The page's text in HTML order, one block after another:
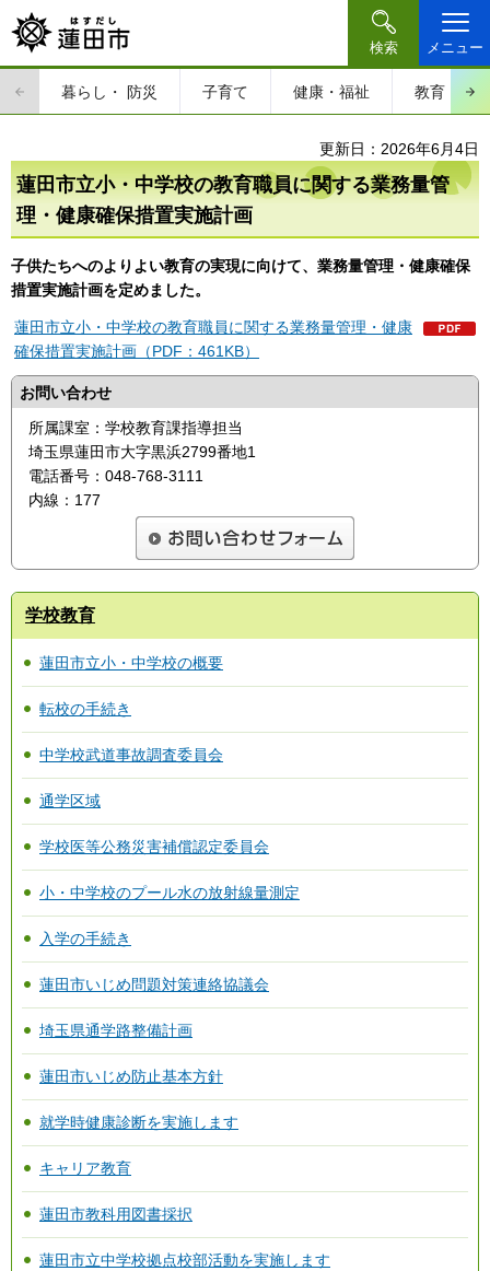
検索 メニュー
暮らし・ 防災 子育て 健康・福祉 教育・文
更新日：2026年6月4日
蓮田市立小・中学校の教育職員に関する業務量管
理・健康確保措置実施計画
子供たちへのよりよい教育の実現に向けて、業務量管理・健康確保
措置実施計画を定めました。
蓮田市立小・中学校の教育職員に関する業務量管理・健康
確保措置実施計画（PDF：461KB）
お問い合わせ
所属課室：学校教育課指導担当
埼玉県蓮田市大字黒浜2799番地1
電話番号：048-768-3111
内線：177
学校教育
蓮田市立小・中学校の概要
転校の手続き
中学校武道事故調査委員会
通学区域
学校医等公務災害補償認定委員会
小・中学校のプール水の放射線量測定
入学の手続き
蓮田市いじめ問題対策連絡協議会
埼玉県通学路整備計画
蓮田市いじめ防止基本方針
就学時健康診断を実施します
キャリア教育
蓮田市教科用図書採択
蓮田市立中学校拠点校部活動を実施します